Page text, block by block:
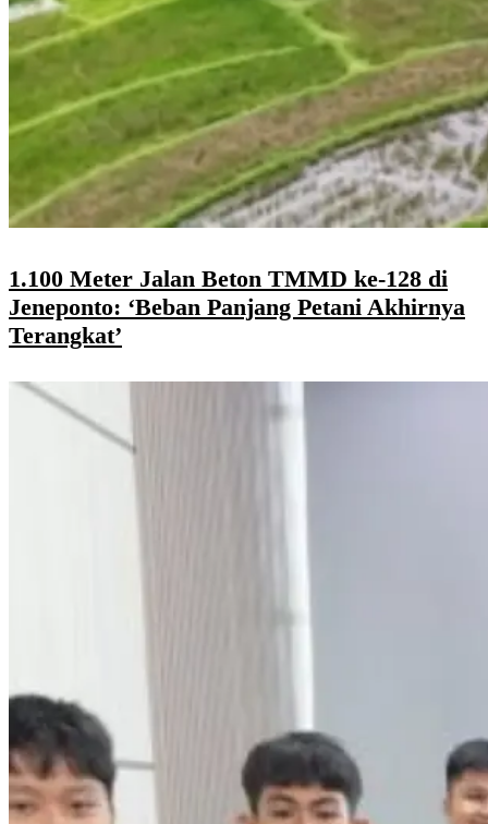
1.100 Meter Jalan Beton TMMD ke-128 di
Jeneponto: ‘Beban Panjang Petani Akhirnya
Terangkat’